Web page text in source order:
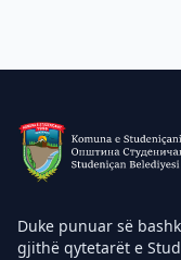
Duke punuar së
gjithë qytetarët e